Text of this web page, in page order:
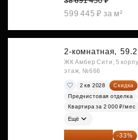
599 445 ₽ за м²
2-комнатная,
ЖК Амбер Сити, 5
этаж, №666
2 кв 2028
Скидка
Предчистовая отделка
Квартира за 2 000 ₽/мес
Ещё
31 219 534 ₽ -33%